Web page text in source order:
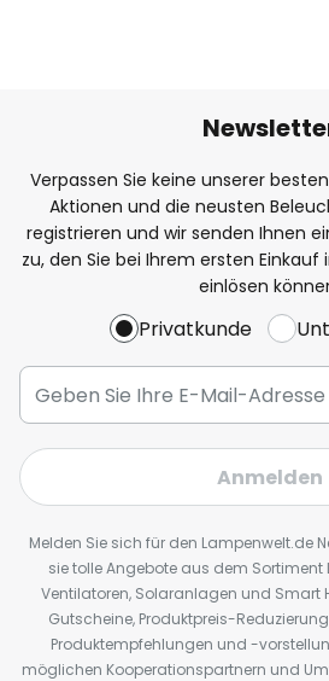
Verpassen Sie keine unserer
Aktionen und die neusten
registrieren und wir senden Ihnen
zu, den Sie bei Ihrem ersten
einlösen
Privatkunde
Anmelden
Melden Sie sich für den Lampenwelt.de
sie tolle Angebote aus dem Sortiment
Ventilatoren, Solaranlagen und Smart
Gutscheine, Produktpreis-
Produktempfehlungen und -
möglichen Kooperationspartnern und